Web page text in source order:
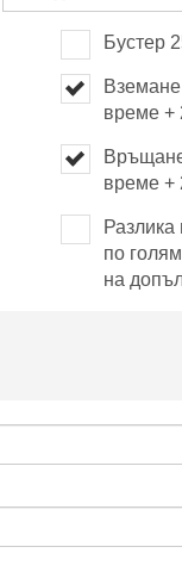
Бустер
време +
време +
по
на